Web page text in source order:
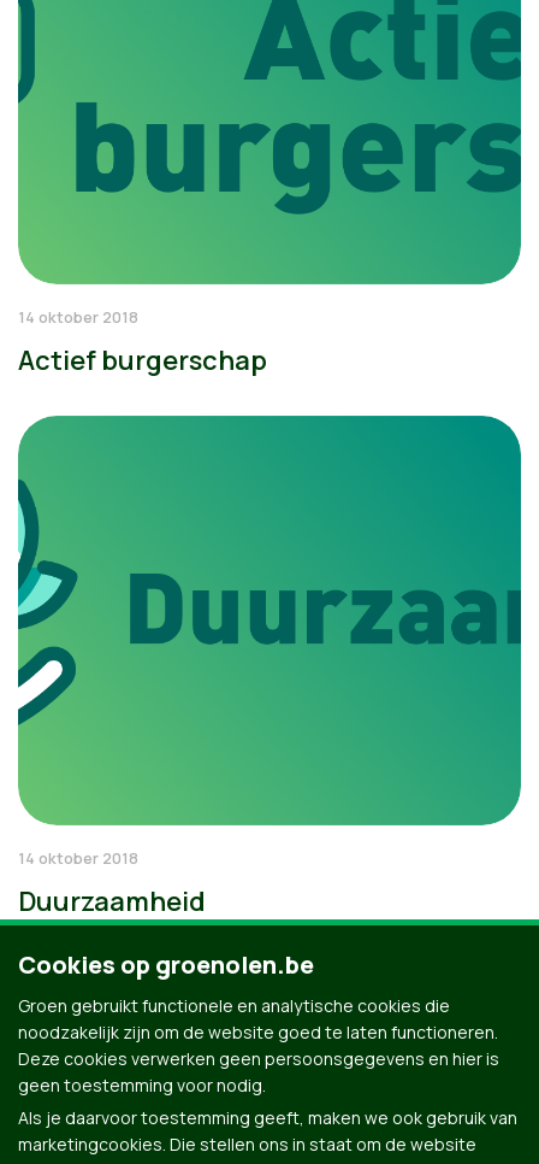
14 oktober 2018
Actief burgerschap
14 oktober 2018
Duurzaamheid
Cookies op groenolen.be
Groen gebruikt functionele en analytische cookies die
noodzakelijk zijn om de website goed te laten functioneren.
Deze cookies verwerken geen persoonsgegevens en hier is
geen toestemming voor nodig.
Als je daarvoor toestemming geeft, maken we ook gebruik van
marketingcookies. Die stellen ons in staat om de website